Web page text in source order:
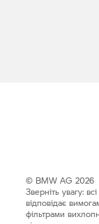
© BMW AG 2026
Зверніть увагу:
відповідає
фільтрами